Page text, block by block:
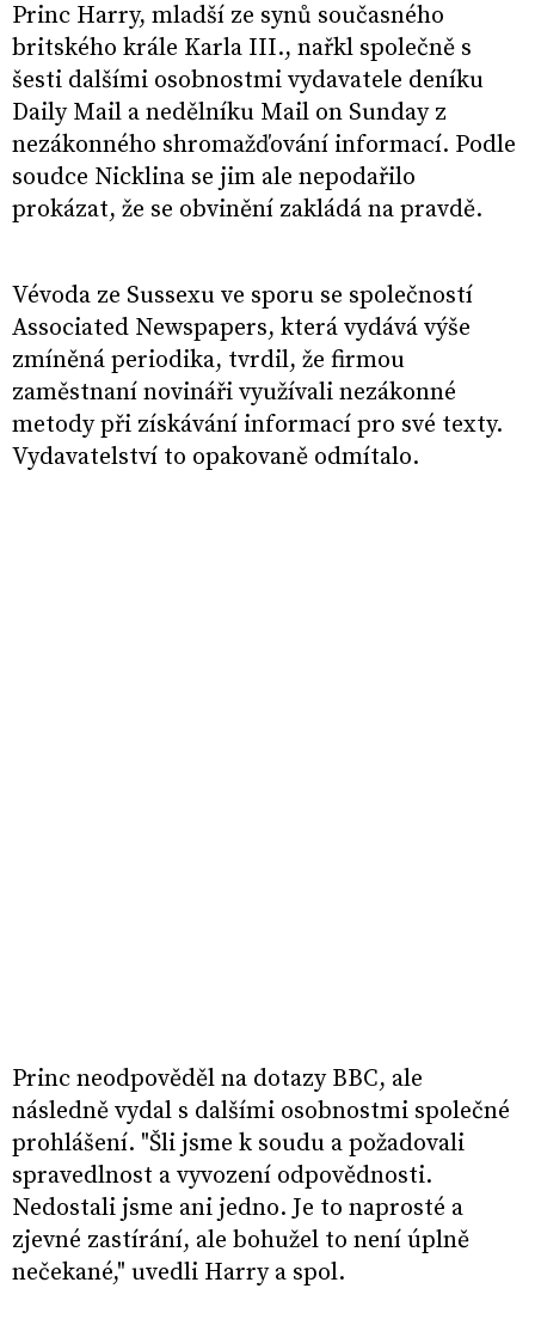
Princ Harry, mladší ze synů současného
britského krále Karla III., nařkl společně s
šesti dalšími osobnostmi vydavatele deníku
Daily Mail a nedělníku Mail on Sunday z
nezákonného shromažďování informací. Podle
soudce Nicklina se jim ale nepodařilo
prokázat, že se obvinění zakládá na pravdě.
Vévoda ze Sussexu ve sporu se společností
Associated Newspapers, která vydává výše
zmíněná periodika, tvrdil, že firmou
zaměstnaní novináři využívali nezákonné
metody při získávání informací pro své texty.
Vydavatelství to opakovaně odmítalo.
Princ neodpověděl na dotazy BBC, ale
následně vydal s dalšími osobnostmi společné
prohlášení. "Šli jsme k soudu a požadovali
spravedlnost a vyvození odpovědnosti.
Nedostali jsme ani jedno. Je to naprosté a
zjevné zastírání, ale bohužel to není úplně
nečekané," uvedli Harry a spol.